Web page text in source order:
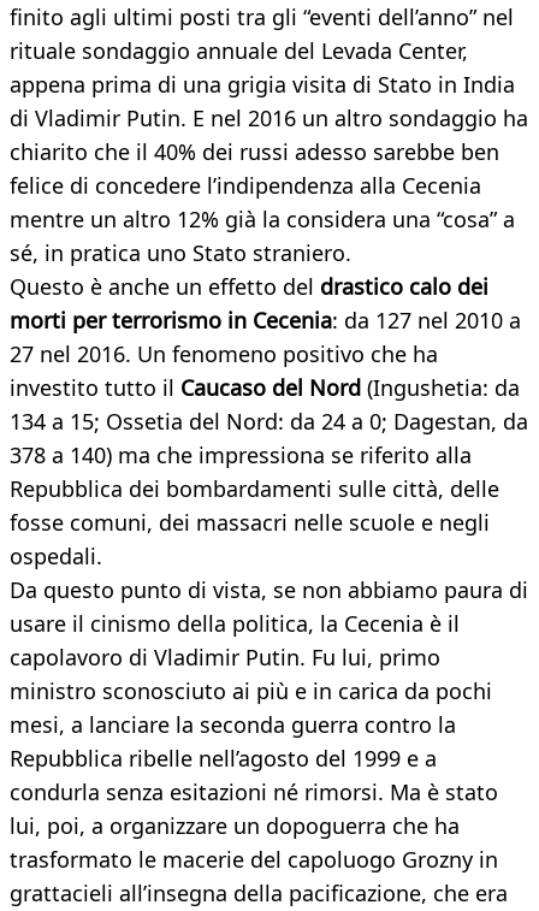
finito agli ultimi posti tra gli “eventi dell’anno” nel
rituale sondaggio annuale del Levada Center,
appena prima di una grigia visita di Stato in India
di Vladimir Putin. E nel 2016 un altro sondaggio ha
chiarito che il 40% dei russi adesso sarebbe ben
felice di concedere l’indipendenza alla Cecenia
mentre un altro 12% già la considera una “cosa” a
sé, in pratica uno Stato straniero.
Questo è anche un effetto del drastico calo dei
morti per terrorismo in Cecenia: da 127 nel 2010 a
27 nel 2016. Un fenomeno positivo che ha
investito tutto il Caucaso del Nord (Ingushetia: da
134 a 15; Ossetia del Nord: da 24 a 0; Dagestan, da
378 a 140) ma che impressiona se riferito alla
Repubblica dei bombardamenti sulle città, delle
fosse comuni, dei massacri nelle scuole e negli
ospedali.
Da questo punto di vista, se non abbiamo paura di
usare il cinismo della politica, la Cecenia è il
capolavoro di Vladimir Putin. Fu lui, primo
ministro sconosciuto ai più e in carica da pochi
mesi, a lanciare la seconda guerra contro la
Repubblica ribelle nell’agosto del 1999 e a
condurla senza esitazioni né rimorsi. Ma è stato
lui, poi, a organizzare un dopoguerra che ha
trasformato le macerie del capoluogo Grozny in
grattacieli all’insegna della pacificazione, che era